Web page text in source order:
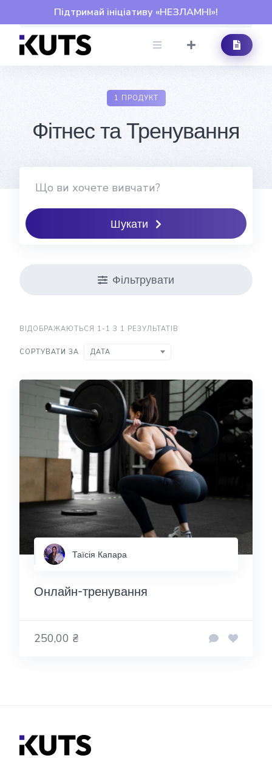
Підтримай ініціативу «НЕЗЛАМНІ»!
to
content
1 ПРОДУКТ
Фітнес та Тренування
Шукати
Фільтрувати
ВІДОБРАЖАЮТЬСЯ 1-1 З 1 РЕЗУЛЬТАТІВ
СОРТУВАТИ ЗА ДАТА
Таїсія Капара
Онлайн-тренування
250,00 ₴